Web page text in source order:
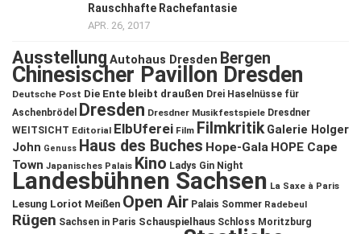
Rauschhafte Rachefantasie
APR. 26, 2017
Ausstellung Autohaus Dresden Bergen
Chinesischer Pavillon Dresden
Deutsche Post Die Ente bleibt draußen Drei Haselnüsse für
Aschenbrödel
Dresden Dresdner Musikfestspiele Dresdner
WEITSICHT Editorial ElbUferei Film Filmkritik Galerie Holger
John Genuss Haus des Buches Hope-Gala HOPE Cape
Town Japanisches Palais Kino Ladys Gin Night
Landesbühnen Sachsen La Saxe à Paris
Lesung Loriot Meißen Open Air Palais Sommer Radebeul
Rügen Sachsen in Paris Schauspielhaus Schloss Moritzburg